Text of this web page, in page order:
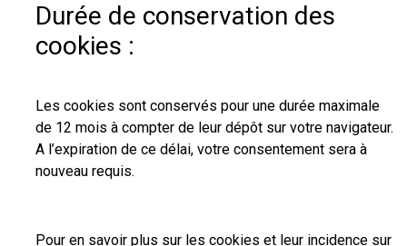
Durée de conservation des
cookies :
Les cookies sont conservés pour une durée maximale
de 12 mois à compter de leur dépôt sur votre navigateur.
A l’expiration de ce délai, votre consentement sera à
nouveau requis.
Pour en savoir plus sur les cookies et leur incidence sur